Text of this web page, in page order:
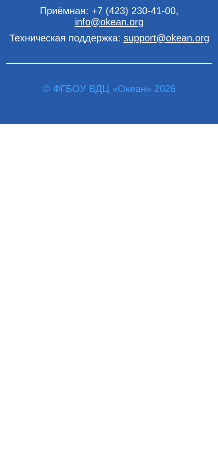
Приёмная: +7 (423) 230-41-00,
info@okean.org
Техническая поддержка: support@okean.org
© ФГБОУ ВДЦ «Океан» 2026